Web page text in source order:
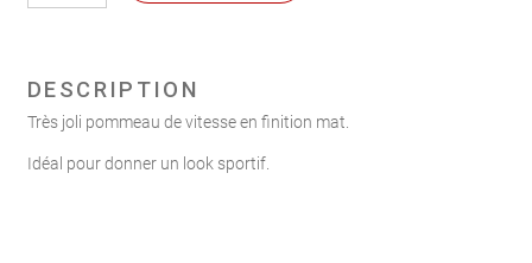
levier
de
acier
DESCRIPTION
Très joli pommeau de vitesse en finition mat.
Idéal pour donner un look sportif.